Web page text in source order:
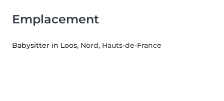
Emplacement
Babysitter in Loos, Nord, Hauts-de-France